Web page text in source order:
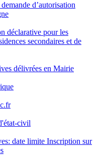
d’autorisation
déclarative pour les
secondaires et de
délivrées en Mairie
civil
date limite Inscription sur